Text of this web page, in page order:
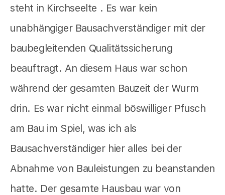
steht in Kirchseelte . Es war kein
unabhängiger Bausachverständiger mit der
baubegleitenden Qualitätssicherung
beauftragt. An diesem Haus war schon
während der gesamten Bauzeit der Wurm
drin. Es war nicht einmal böswilliger Pfusch
am Bau im Spiel, was ich als
Bausachverständiger hier alles bei der
Abnahme von Bauleistungen zu beanstanden
hatte. Der gesamte Hausbau war von